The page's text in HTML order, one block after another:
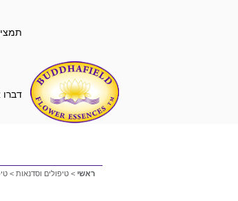
דברו
ראשי > טיפולים וסדנאות >